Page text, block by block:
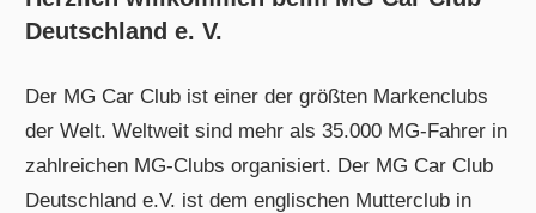
Deutschland e. V.
Der MG Car Club ist einer der größten Markenclubs
der Welt. Weltweit sind mehr als 35.000 MG-Fahrer in
zahlreichen MG-Clubs organisiert. Der MG Car Club
Deutschland e.V. ist dem englischen Mutterclub in